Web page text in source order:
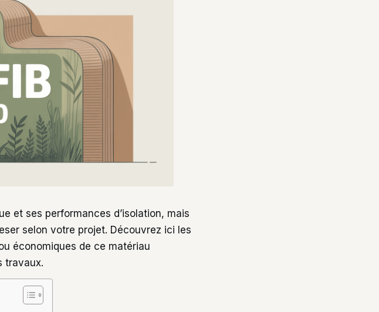
et ses performances d’isolation, mais
selon votre projet. Découvrez ici les
économiques de ce matériau
travaux.